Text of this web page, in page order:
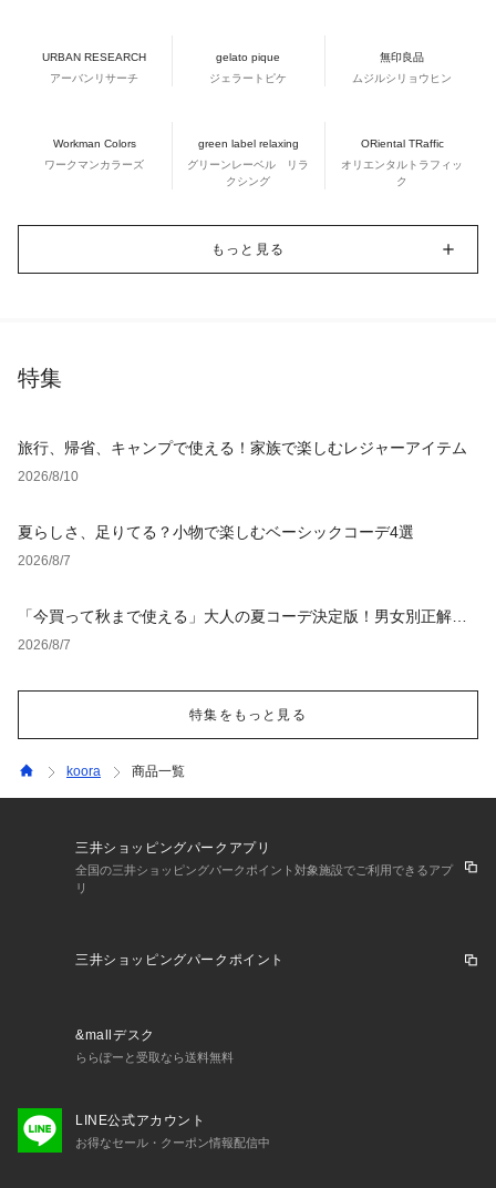
URBAN RESEARCH
アーバンリサーチ
gelato pique
ジェラートピケ
無印良品
ムジルシリョウヒン
Workman Colors
ワークマンカラーズ
green label relaxing
グリーンレーベル リラ
クシング
ORiental TRaffic
オリエンタルトラフィッ
ク
もっと見る
特集
旅行、帰省、キャンプで使える！家族で楽しむレジャーアイテム
2026/8/10
夏らしさ、足りてる？小物で楽しむベーシックコーデ4選
2026/8/7
「今買って秋まで使える」大人の夏コーデ決定版！男女別正解ス
タイルとNGな着こなし
2026/8/7
特集をもっと見る
koora 商品一覧
三井ショッピングパークアプリ
全国の三井ショッピングパークポイント対象施設でご利用できるアプ
リ
三井ショッピングパークポイント
&mallデスク
ららぽーと受取なら送料無料
LINE公式アカウント
お得なセール・クーポン情報配信中